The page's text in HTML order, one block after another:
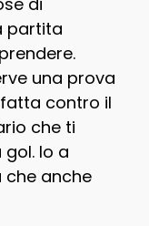
partita
una prova
contro il
che ti
Io a
che anche